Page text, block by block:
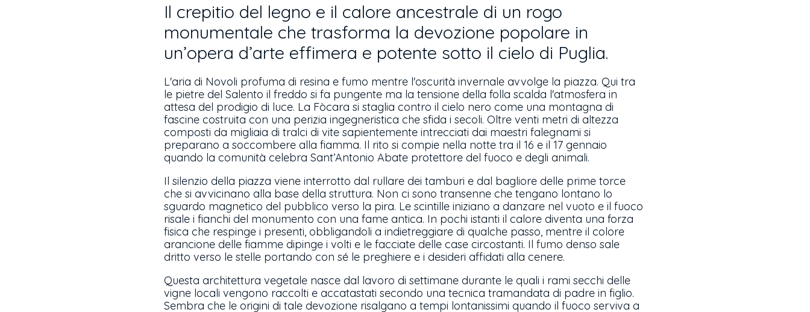
Il crepitio del legno e il calore ancestrale di un rogo
monumentale che trasforma la devozione popolare in
un’opera d’arte effimera e potente sotto il cielo di Puglia.
L'aria di Novoli profuma di resina e fumo mentre l'oscurità invernale avvolge la piazza. Qui tra
le pietre del Salento il freddo si fa pungente ma la tensione della folla scalda l'atmosfera in
attesa del prodigio di luce. La Fòcara si staglia contro il cielo nero come una montagna di
fascine costruita con una perizia ingegneristica che sfida i secoli. Oltre venti metri di altezza
composti da migliaia di tralci di vite sapientemente intrecciati dai maestri falegnami si
preparano a soccombere alla fiamma. Il rito si compie nella notte tra il 16 e il 17 gennaio
quando la comunità celebra Sant’Antonio Abate protettore del fuoco e degli animali.
Il silenzio della piazza viene interrotto dal rullare dei tamburi e dal bagliore delle prime torce
che si avvicinano alla base della struttura. Non ci sono transenne che tengano lontano lo
sguardo magnetico del pubblico verso la pira. Le scintille iniziano a danzare nel vuoto e il fuoco
risale i fianchi del monumento con una fame antica. In pochi istanti il calore diventa una forza
fisica che respinge i presenti, obbligandoli a indietreggiare di qualche passo, mentre il colore
arancione delle fiamme dipinge i volti e le facciate delle case circostanti. Il fumo denso sale
dritto verso le stelle portando con sé le preghiere e i desideri affidati alla cenere.
Questa architettura vegetale nasce dal lavoro di settimane durante le quali i rami secchi delle
vigne locali vengono raccolti e accatastati secondo una tecnica tramandata di padre in figlio.
Sembra che le origini di tale devozione risalgano a tempi lontanissimi quando il fuoco serviva a